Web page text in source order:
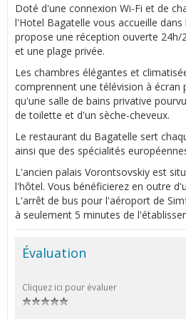
Doté d'une connexion Wi-Fi et de
l'Hotel Bagatelle vous accueille dans
propose une réception ouverte 24h/
et une plage privée.
Les chambres élégantes et
comprennent une télévision à écran
qu'une salle de bains privative
de toilette et d'un sèche-cheveux.
Le restaurant du Bagatelle sert
ainsi que des spécialités
L'ancien palais Vorontsovskiy est
l'hôtel. Vous bénéficierez en outre
L'arrêt de bus pour l'aéroport de
à seulement 5 minutes de
Évaluation
Cliquez ici pour évaluer